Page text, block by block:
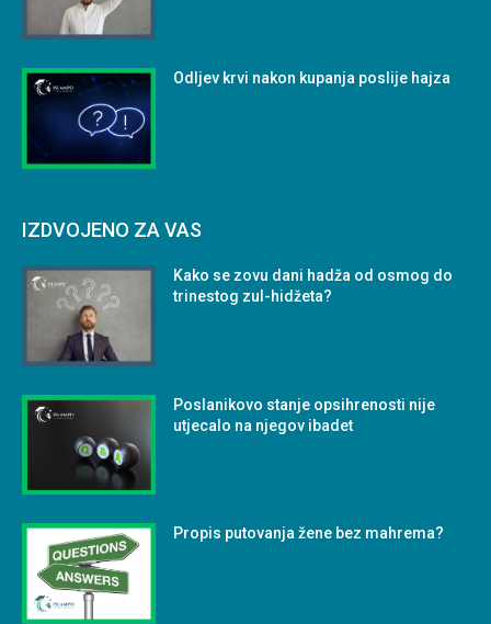
Odljev krvi nakon kupanja poslije hajza
IZDVOJENO ZA VAS
Kako se zovu dani hadža od osmog do
trinestog zul-hidžeta?
Poslanikovo stanje opsihrenosti nije
utjecalo na njegov ibadet
Propis putovanja žene bez mahrema?